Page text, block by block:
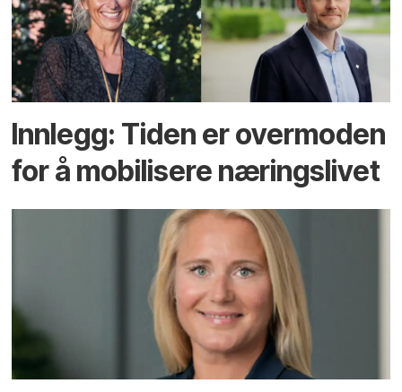
Innlegg: Tiden er overmoden
for å mobilisere næringslivet